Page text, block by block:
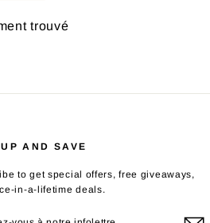
trouvé
AND SAVE
to get special offers, free giveaways,
in-a-lifetime deals.